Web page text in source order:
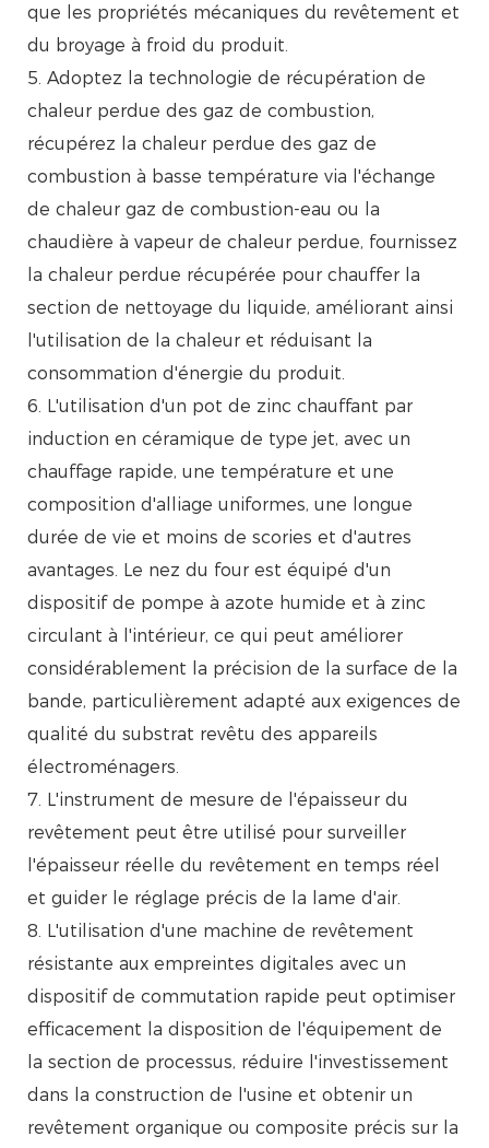
que les propriétés mécaniques du revêtement et
du broyage à froid du produit.
5. Adoptez la technologie de récupération de
chaleur perdue des gaz de combustion,
récupérez la chaleur perdue des gaz de
combustion à basse température via l'échange
de chaleur gaz de combustion-eau ou la
chaudière à vapeur de chaleur perdue, fournissez
la chaleur perdue récupérée pour chauffer la
section de nettoyage du liquide, améliorant ainsi
l'utilisation de la chaleur et réduisant la
consommation d'énergie du produit.
6. L'utilisation d'un pot de zinc chauffant par
induction en céramique de type jet, avec un
chauffage rapide, une température et une
composition d'alliage uniformes, une longue
durée de vie et moins de scories et d'autres
avantages. Le nez du four est équipé d'un
dispositif de pompe à azote humide et à zinc
circulant à l'intérieur, ce qui peut améliorer
considérablement la précision de la surface de la
bande, particulièrement adapté aux exigences de
qualité du substrat revêtu des appareils
électroménagers.
7. L'instrument de mesure de l'épaisseur du
revêtement peut être utilisé pour surveiller
l'épaisseur réelle du revêtement en temps réel
et guider le réglage précis de la lame d'air.
8. L'utilisation d'une machine de revêtement
résistante aux empreintes digitales avec un
dispositif de commutation rapide peut optimiser
efficacement la disposition de l'équipement de
la section de processus, réduire l'investissement
dans la construction de l'usine et obtenir un
revêtement organique ou composite précis sur la